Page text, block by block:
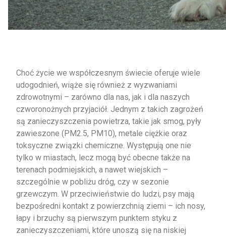
Choć życie we współczesnym świecie oferuje wiele
udogodnień, wiąże się również z wyzwaniami
zdrowotnymi – zarówno dla nas, jak i dla naszych
czworonożnych przyjaciół. Jednym z takich zagrożeń
są zanieczyszczenia powietrza, takie jak smog, pyły
zawieszone (PM2.5, PM10), metale ciężkie oraz
toksyczne związki chemiczne. Występują one nie
tylko w miastach, lecz mogą być obecne także na
terenach podmiejskich, a nawet wiejskich –
szczególnie w pobliżu dróg, czy w sezonie
grzewczym. W przeciwieństwie do ludzi, psy mają
bezpośredni kontakt z powierzchnią ziemi – ich nosy,
łapy i brzuchy są pierwszym punktem styku z
zanieczyszczeniami, które unoszą się na niskiej